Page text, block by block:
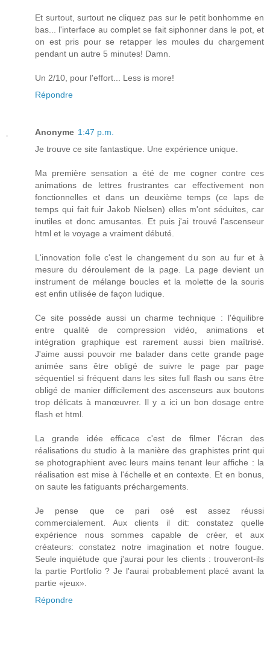
Et surtout, surtout ne cliquez pas sur le petit bonhomme en
bas... l'interface au complet se fait siphonner dans le pot, et
on est pris pour se retapper les moules du chargement
pendant un autre 5 minutes! Damn.
Un 2/10, pour l'effort... Less is more!
Répondre
Anonyme 1:47 p.m.
Je trouve ce site fantastique. Une expérience unique.
Ma première sensation a été de me cogner contre ces
animations de lettres frustrantes car effectivement non
fonctionnelles et dans un deuxième temps (ce laps de
temps qui fait fuir Jakob Nielsen) elles m'ont séduites, car
inutiles et donc amusantes. Et puis j'ai trouvé l'ascenseur
html et le voyage a vraiment débuté.
L'innovation folle c'est le changement du son au fur et à
mesure du déroulement de la page. La page devient un
instrument de mélange boucles et la molette de la souris
est enfin utilisée de façon ludique.
Ce site possède aussi un charme technique : l'équilibre
entre qualité de compression vidéo, animations et
intégration graphique est rarement aussi bien maîtrisé.
J'aime aussi pouvoir me balader dans cette grande page
animée sans être obligé de suivre le page par page
séquentiel si fréquent dans les sites full flash ou sans être
obligé de manier difficilement des ascenseurs aux boutons
trop délicats à manœuvrer. Il y a ici un bon dosage entre
flash et html.
La grande idée efficace c'est de filmer l'écran des
réalisations du studio à la manière des graphistes print qui
se photographient avec leurs mains tenant leur affiche : la
réalisation est mise à l'échelle et en contexte. Et en bonus,
on saute les fatiguants préchargements.
Je pense que ce pari osé est assez réussi
commercialement. Aux clients il dit: constatez quelle
expérience nous sommes capable de créer, et aux
créateurs: constatez notre imagination et notre fougue.
Seule inquiétude que j'aurai pour les clients : trouveront-ils
la partie Portfolio ? Je l'aurai probablement placé avant la
partie «jeux».
Répondre